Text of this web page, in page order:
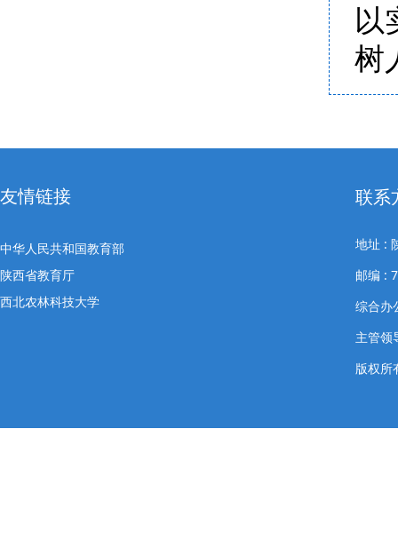
以
树
友情链接
中华人民共和国教育部
陕西省教育厅
西北农林科技大学
联系
地址 :
邮编 :
综合办
主管
版权